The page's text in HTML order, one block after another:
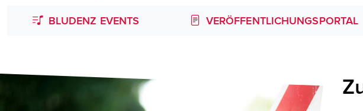
BLUDENZ EVENTS VERÖFFENTLICHUNGSPORTAL